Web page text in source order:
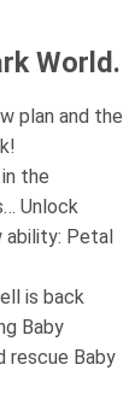
World.
plan and the
the
Unlock
ability: Petal
is back
Baby
rescue Baby